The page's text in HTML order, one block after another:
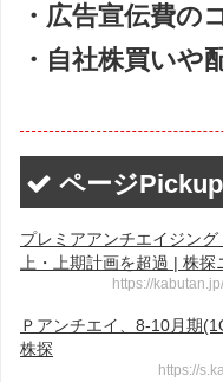
・広告宣伝費の
・自社株買いや
ページPickup
プレミアアンチエイジン
上・上期計画を超過 | 株探
https://
Ｐアンチエイ、8-10月期
株探
https://